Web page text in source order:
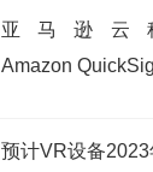
亚马逊云
Amazon
预计VR设备